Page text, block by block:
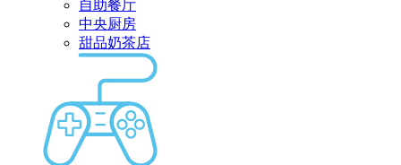
自助餐厅
中央厨房
甜品奶茶店